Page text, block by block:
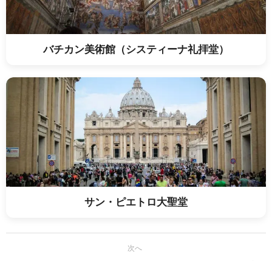
バチカン美術館（システィーナ礼拝堂）
サン・ピエトロ大聖堂
次へ